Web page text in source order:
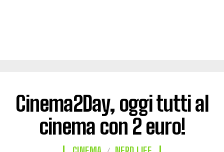
Cinema2Day, oggi tutti al
cinema con 2 euro!